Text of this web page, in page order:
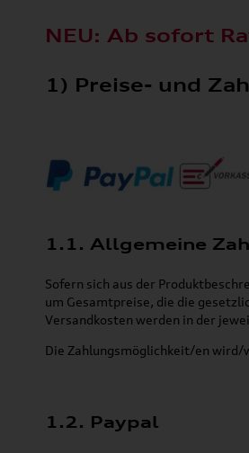
NEU: Ab sofort
1) Preise- und
1.1. Allgemeine
Sofern sich aus der
um Gesamtpreise, die die
Versandkosten werden in der
Die Zahlungsmöglichkeit/en wird/
1.2. Paypal